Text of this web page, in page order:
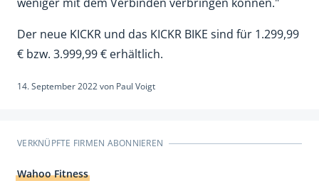
Der neue KICKR und das KICKR BIKE sind für 1.299,99
€ bzw. 3.999,99 € erhältlich.
14. September 2022von Paul Voigt
VERKNÜPFTE FIRMEN ABONNIEREN
Wahoo Fitness